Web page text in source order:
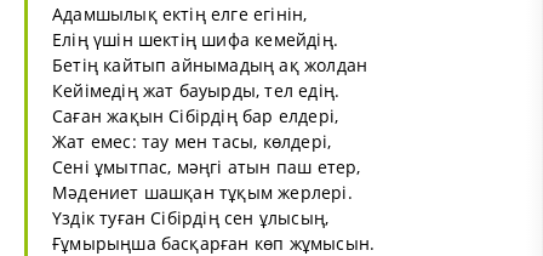
Адамшылық ектің елге егінін,
Елің үшін шектің шифа кемейдің.
Бетің кайтып айнымадың ақ жолдан
Кейімедің жат бауырды, тел едің.
Саған жақын Сібірдің бар елдері,
Жат емес: тау мен тасы, көлдері,
Сені ұмытпас, мәңгі атын паш етер,
Мәдениет шашқан тұқым жерлері.
Үздік туған Сібірдің сен ұлысың,
Ғұмырыңша басқарған көп жұмысын.